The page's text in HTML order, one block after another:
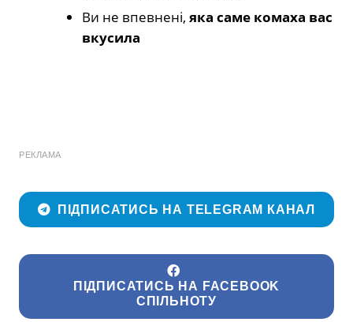
Ви не впевнені, яка саме комаха вас
вкусила
РЕКЛАМА
ПІДПИСАТИСЬ НА TELEGRAM КАНАЛ
ПІДПИСАТИСЬ НА FACEBOOK
СПІЛЬНОТУ